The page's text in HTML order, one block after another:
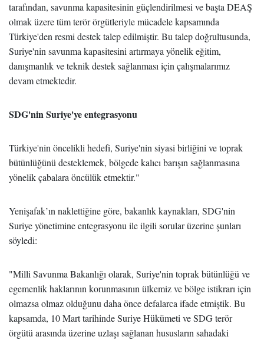
tarafından, savunma kapasitesinin güçlendirilmesi ve başta DEAŞ
olmak üzere tüm terör örgütleriyle mücadele kapsamında
Türkiye'den resmi destek talep edilmiştir. Bu talep doğrultusunda,
Suriye'nin savunma kapasitesini artırmaya yönelik eğitim,
danışmanlık ve teknik destek sağlanması için çalışmalarımız
devam etmektedir.
SDG'nin Suriye'ye entegrasyonu
Türkiye'nin öncelikli hedefi, Suriye'nin siyasi birliğini ve toprak
bütünlüğünü desteklemek, bölgede kalıcı barışın sağlanmasına
yönelik çabalara öncülük etmektir."
Yenişafak’ın naklettiğine göre, bakanlık kaynakları, SDG'nin
Suriye yönetimine entegrasyonu ile ilgili sorular üzerine şunları
söyledi:
"Milli Savunma Bakanlığı olarak, Suriye'nin toprak bütünlüğü ve
egemenlik haklarının korunmasının ülkemiz ve bölge istikrarı için
olmazsa olmaz olduğunu daha önce defalarca ifade etmiştik. Bu
kapsamda, 10 Mart tarihinde Suriye Hükümeti ve SDG terör
örgütü arasında üzerine uzlaşı sağlanan hususların sahadaki